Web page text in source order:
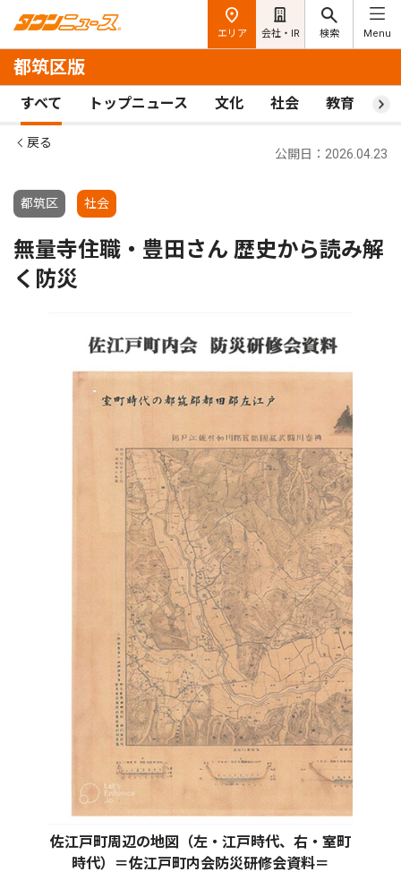
エリア 会社・IR 検索 Menu
都筑区版
すべて トップニュース 文化 社会 教育 ス
戻る
都筑区 社会
公開日：2026.04.23
無量寺住職・豊田さん 歴史から読み解
く防災
佐江戸町周辺の地図（左・江戸時代、右・室町
時代）＝佐江戸町内会防災研修会資料＝